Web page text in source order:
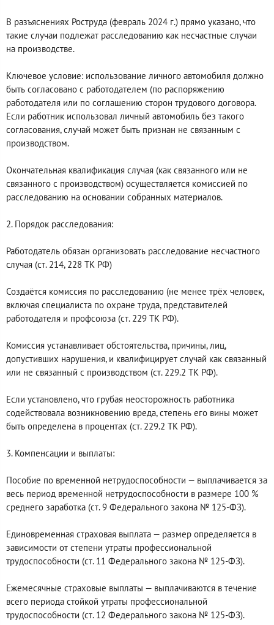
В разъяснениях Роструда (февраль 2024 г.) прямо указано, что
такие случаи подлежат расследованию как несчастные случаи
на производстве.
Ключевое условие: использование личного автомобиля должно
быть согласовано с работодателем (по распоряжению
работодателя или по соглашению сторон трудового договора.
Если работник использовал личный автомобиль без такого
согласования, случай может быть признан не связанным с
производством.
Окончательная квалификация случая (как связанного или не
связанного с производством) осуществляется комиссией по
расследованию на основании собранных материалов.
2. Порядок расследования:
Работодатель обязан организовать расследование несчастного
случая (ст. 214, 228 ТК РФ)
Создаётся комиссия по расследованию (не менее трёх человек,
включая специалиста по охране труда, представителей
работодателя и профсоюза (ст. 229 ТК РФ).
Комиссия устанавливает обстоятельства, причины, лиц,
допустивших нарушения, и квалифицирует случай как связанный
или не связанный с производством (ст. 229.2 ТК РФ).
Если установлено, что грубая неосторожность работника
содействовала возникновению вреда, степень его вины может
быть определена в процентах (ст. 229.2 ТК РФ).
3. Компенсации и выплаты:
Пособие по временной нетрудоспособности — выплачивается за
весь период временной нетрудоспособности в размере 100 %
среднего заработка (ст. 9 Федерального закона № 125-ФЗ).
Единовременная страховая выплата — размер определяется в
зависимости от степени утраты профессиональной
трудоспособности (ст. 11 Федерального закона № 125-ФЗ).
Ежемесячные страховые выплаты — выплачиваются в течение
всего периода стойкой утраты профессиональной
трудоспособности (ст. 12 Федерального закона № 125-ФЗ).